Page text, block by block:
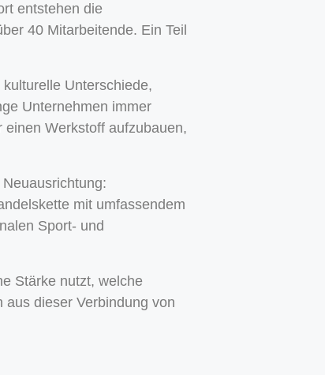
entstehen die
40 Mitarbeitende. Ein Teil
Unterschiede,
Unternehmen immer
Werkstoff aufzubauen,
mit umfassendem
Sport- und
Stärke nutzt, welche
dieser Verbindung von